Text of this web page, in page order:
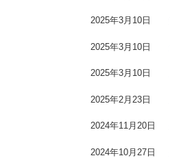
2025年3月10日
2025年3月10日
2025年3月10日
2025年2月23日
2024年11月20日
2024年10月27日